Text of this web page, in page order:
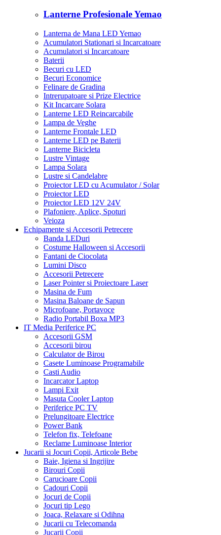
Lanterne Profesionale Yemao
Lanterna de Mana LED Yemao
Acumulatori Stationari si Incarcatoare
Acumulatori si Incarcatoare
Baterii
Becuri cu LED
Becuri Economice
Felinare de Gradina
Intrerupatoare si Prize Electrice
Kit Incarcare Solara
Lanterne LED Reincarcabile
Lampa de Veghe
Lanterne Frontale LED
Lanterne LED pe Baterii
Lanterne Bicicleta
Lustre Vintage
Lampa Solara
Lustre si Candelabre
Proiector LED cu Acumulator / Solar
Proiector LED
Proiector LED 12V 24V
Plafoniere, Aplice, Spoturi
Veioza
Echipamente si Accesorii Petrecere
Banda LEDuri
Costume Halloween si Accesorii
Fantani de Ciocolata
Lumini Disco
Accesorii Petrecere
Laser Pointer si Proiectoare Laser
Masina de Fum
Masina Baloane de Sapun
Microfoane, Portavoce
Radio Portabil Boxa MP3
IT Media Periferice PC
Accesorii GSM
Accesorii birou
Calculator de Birou
Casete Luminoase Programabile
Casti Audio
Incarcator Laptop
Lampi Exit
Masuta Cooler Laptop
Periferice PC TV
Prelungitoare Electrice
Power Bank
Telefon fix, Telefoane
Reclame Luminoase Interior
Jucarii si Jocuri Copii, Articole Bebe
Baie, Igiena si Ingrijire
Birouri Copii
Carucioare Copii
Cadouri Copii
Jocuri de Copii
Jocuri tip Lego
Joaca, Relaxare si Odihna
Jucarii cu Telecomanda
Jucarii Copii